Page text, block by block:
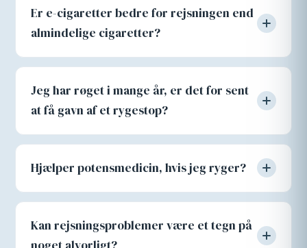
Er e-cigaretter bedre for rejsningen end
almindelige cigaretter?
Jeg har røget i mange år, er det for sent
at få gavn af et rygestop?
Hjælper potensmedicin, hvis jeg ryger?
Kan rejsningsproblemer være et tegn på